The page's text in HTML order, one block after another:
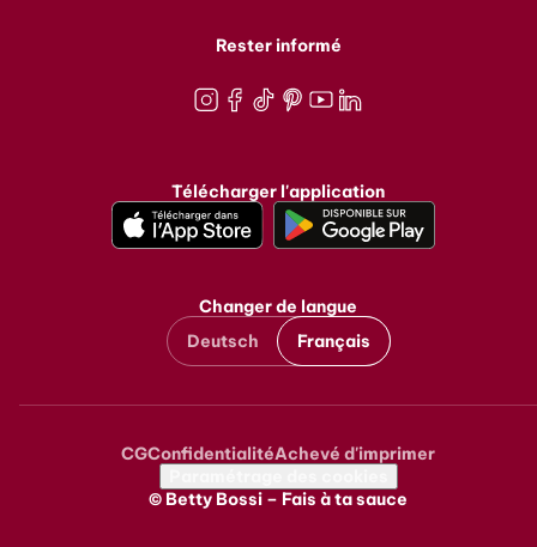
Rester informé
Télécharger l'application
Changer de langue
Deutsch
Français
Metanavigation
CGConfidentialitéAchevé d'imprimer
© Betty Bossi – Fais à ta sauce